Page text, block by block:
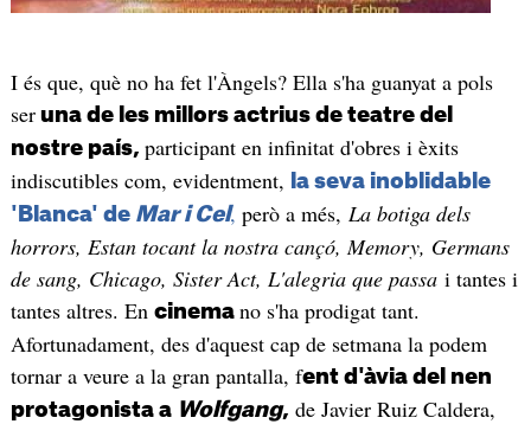
I és que, què no ha fet l'Àngels? Ella s'ha guanyat a pols
seruna de les millors actrius de teatre del
nostre país, participant en infinitat d'obres i èxits
indiscutibles com, evidentment,
la seva inoblidable
'Blanca' de Mar i Cel, però a més, La botiga dels
horrors, Estan tocant la nostra cançó, Memory, Germans
de sang, Chicago, Sister Act, L'alegria que passai tantes i
tantes altres. En cinema no s'ha prodigat tant.
Afortunadament, des d'aquest cap de setmana la podem
tornar a veure a la gran pantalla, fent d'àvia del nen
protagonista a
Wolfgang, de Javier Ruiz Caldera,